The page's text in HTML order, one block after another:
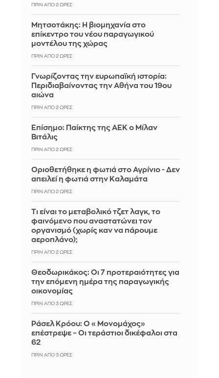
ΠΡΙΝ ΑΠΌ 2 ΏΡΕΣ
Μητσοτάκης: Η βιομηχανία στο
επίκεντρο του νέου παραγωγικού
μοντέλου της χώρας
ΠΡΙΝ ΑΠΌ 2 ΏΡΕΣ
Γνωρίζοντας την ευρωπαϊκή ιστορία:
Περιδιαβαίνοντας την Αθήνα του 19ου
αιώνα
ΠΡΙΝ ΑΠΌ 2 ΏΡΕΣ
Επίσημο: Παίκτης της ΑΕΚ ο Μίλαν
Βιτάλις
ΠΡΙΝ ΑΠΌ 2 ΏΡΕΣ
Οριοθετήθηκε η φωτιά στο Αγρίνιο - Δεν
απειλεί η φωτιά στην Καλαμάτα
ΠΡΙΝ ΑΠΌ 2 ΏΡΕΣ
Τι είναι το μεταβολικό τζετ λαγκ, το
φαινόμενο που αναστατώνει τον
οργανισμό (χωρίς καν να πάρουμε
αεροπλάνο);
ΠΡΙΝ ΑΠΌ 2 ΏΡΕΣ
Θεοδωρικάκος: Οι 7 προτεραιότητες για
την επόμενη ημέρα της παραγωγικής
οικονομίας
ΠΡΙΝ ΑΠΌ 3 ΏΡΕΣ
Ράσελ Κρόου: Ο «Μονομάχος»
επέστρεψε – Οι τεράστιοι δικέφαλοι στα
62
ΠΡΙΝ ΑΠΌ 3 ΏΡΕΣ